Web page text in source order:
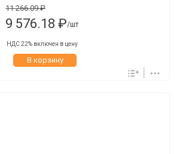
11 266.09 ₽
9 576.18 ₽/шт
НДС 22% включен в цену
В корзину